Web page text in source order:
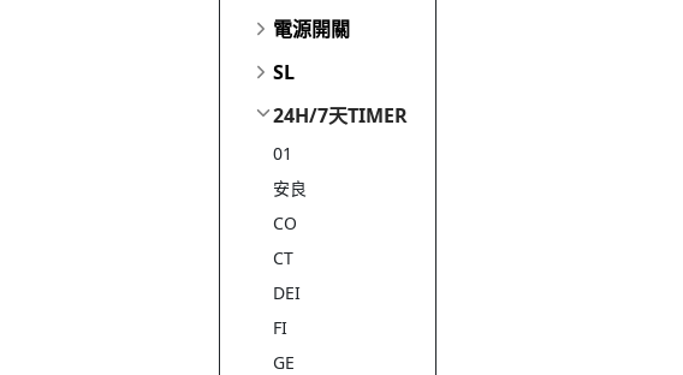
電源開關
SL
24H/7天TIMER
01
安良
CO
CT
DEI
FI
GE